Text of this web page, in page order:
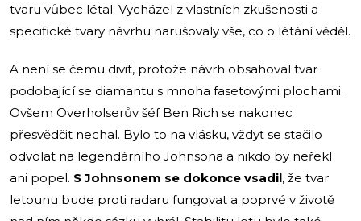
tvaru vůbec létal. Vycházel z vlastních zkušenosti a
specifické tvary návrhu narušovaly vše, co o létání věděl.
A není se čemu divit, protože návrh obsahoval tvar
podobající se diamantu s mnoha fasetovými plochami.
Ovšem Overholserův šéf Ben Rich se nakonec
přesvědčit nechal. Bylo to na vlásku, vždyť se stačilo
odvolat na legendárního Johnsona a nikdo by neřekl
ani popel. S Johnsonem se dokonce vsadil, že tvar
letounu bude proti radaru fungovat a poprvé v životě